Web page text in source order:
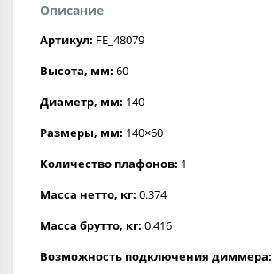
Описание
Артикул: FE_48079
Высота, мм: 60
Диаметр, мм: 140
Размеры, мм: 140×60
Количество плафонов: 1
Масса нетто, кг: 0.374
Масса брутто, кг: 0.416
Возможность подключения диммера: